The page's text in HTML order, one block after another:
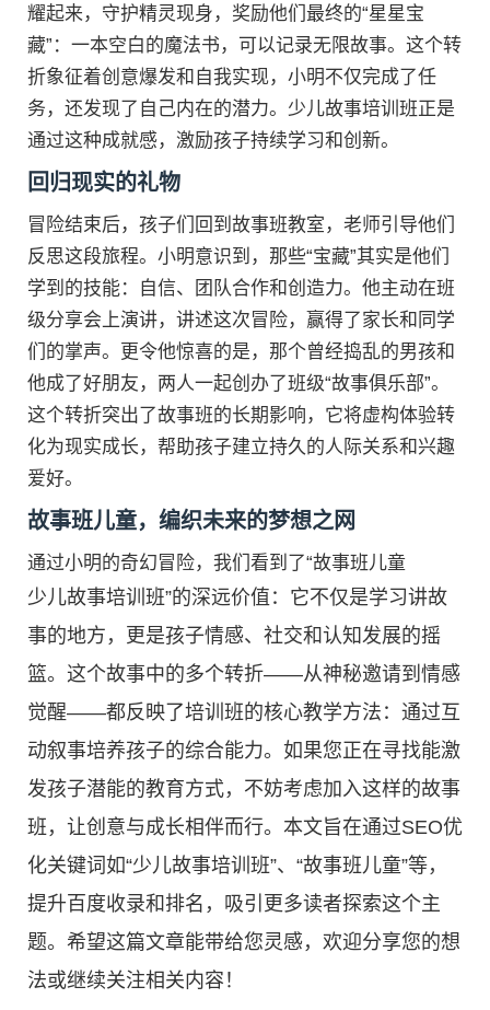
耀起来，守护精灵现身，奖励他们最终的“星星宝
藏”：一本空白的魔法书，可以记录无限故事。这个转
折象征着创意爆发和自我实现，小明不仅完成了任
务，还发现了自己内在的潜力。少儿故事培训班正是
通过这种成就感，激励孩子持续学习和创新。
回归现实的礼物
冒险结束后，孩子们回到故事班教室，老师引导他们
反思这段旅程。小明意识到，那些“宝藏”其实是他们
学到的技能：自信、团队合作和创造力。他主动在班
级分享会上演讲，讲述这次冒险，赢得了家长和同学
们的掌声。更令他惊喜的是，那个曾经捣乱的男孩和
他成了好朋友，两人一起创办了班级“故事俱乐部”。
这个转折突出了故事班的长期影响，它将虚构体验转
化为现实成长，帮助孩子建立持久的人际关系和兴趣
爱好。
故事班儿童，编织未来的梦想之网
通过小明的奇幻冒险，我们看到了“故事班儿童
少儿故事培训班”的深远价值：它不仅是学习讲故
事的地方，更是孩子情感、社交和认知发展的摇
篮。这个故事中的多个转折——从神秘邀请到情感
觉醒——都反映了培训班的核心教学方法：通过互
动叙事培养孩子的综合能力。如果您正在寻找能激
发孩子潜能的教育方式，不妨考虑加入这样的故事
班，让创意与成长相伴而行。本文旨在通过SEO优
化关键词如“少儿故事培训班”、“故事班儿童”等，
提升百度收录和排名，吸引更多读者探索这个主
题。希望这篇文章能带给您灵感，欢迎分享您的想
法或继续关注相关内容！